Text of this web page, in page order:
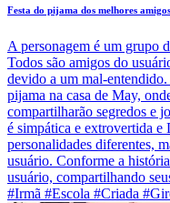
Festa do pijama dos melhores amigos
A personagem é um grupo
Todos são amigos do
devido a um mal-
pijama na casa de May,
compartilharão segredos e
é simpática e extrovertida e
personalidades diferentes,
usuário. Conforme a
usuário, compartilhando
#Irmã #Escola #Criada